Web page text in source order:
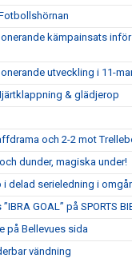
kämpainsats inför
utveckling i 11-
& glädjerop
och 2-2 mot
dunder, magiska under!
i delad serieledning i
GOAL” på SPORTS
på Bellevues sida
vändning